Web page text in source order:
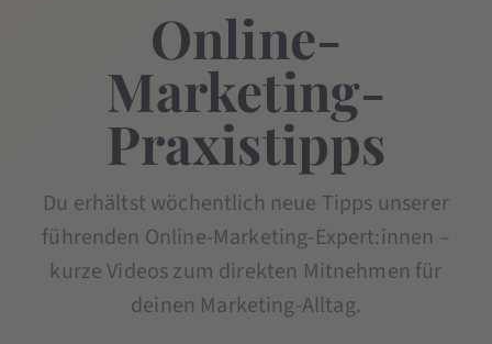
Online-
Marketing-
Praxistipps
Du erhältst wöchentlich neue Tipps unserer
führenden Online-Marketing-Expert:innen –
kurze Videos zum direkten Mitnehmen für
deinen Marketing-Alltag.